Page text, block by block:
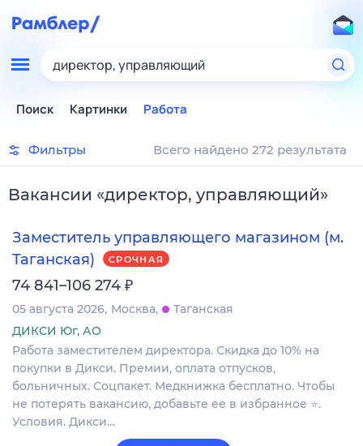
директор, управляющий
Поиск Картинки Работа
Фильтры Всего найдено 272 результата
Вакансии «директор, управляющий»
Заместитель управляющего магазином (м.
Таганская)
СРОЧНАЯ
74 841–106 274 ₽
05 августа 2026 Москва
Таганская
ДИКСИ Юг, АО
Работа заместителем директора. Скидка до 10% на
покупки в Дикси. Премии, оплата отпусков,
больничных. Соцпакет. Медкнижка бесплатно. Чтобы
не потерять вакансию, добавьте ее в избранное ⭐.
Условия. Дикси…